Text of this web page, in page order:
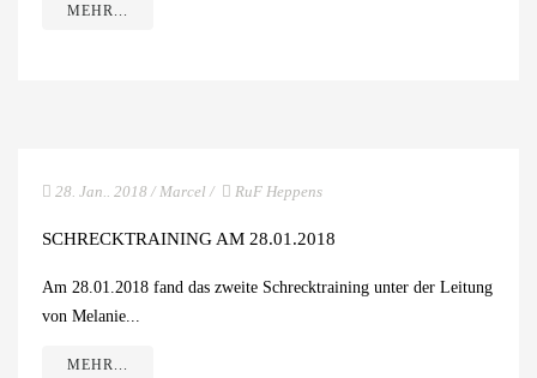
MEHR...
28. Jan.. 2018 / Marcel / RuF Heppens
SCHRECKTRAINING AM 28.01.2018
Am 28.01.2018 fand das zweite Schrecktraining unter der Leitung
von Melanie...
MEHR...